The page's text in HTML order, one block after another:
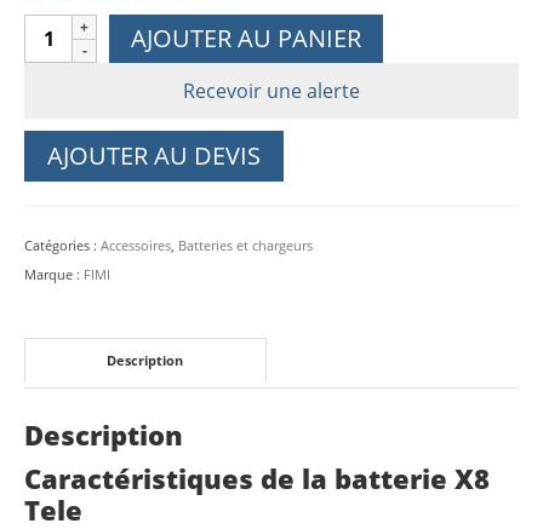
quantité
de
Tele
AJOUTER AU PANIER
Recevoir une alerte
AJOUTER AU DEVIS
Catégories : Accessoires, Batteries et chargeurs
Marque : FIMI
Description
Description
Caractéristiques de la batterie X8
Tele